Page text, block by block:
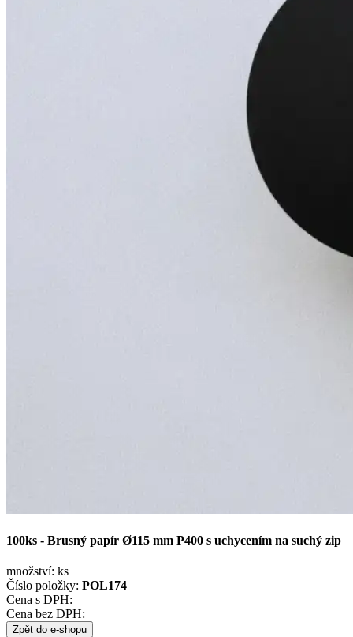
100ks - Brusný papír Ø115 mm P400 s uchycením na suchý zip
množství: ks
Číslo položky: POL174
Cena s DPH:
Cena bez DPH:
Zpět do e-shopu